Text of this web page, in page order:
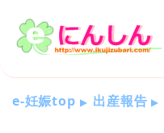
e-妊娠top 出産報告